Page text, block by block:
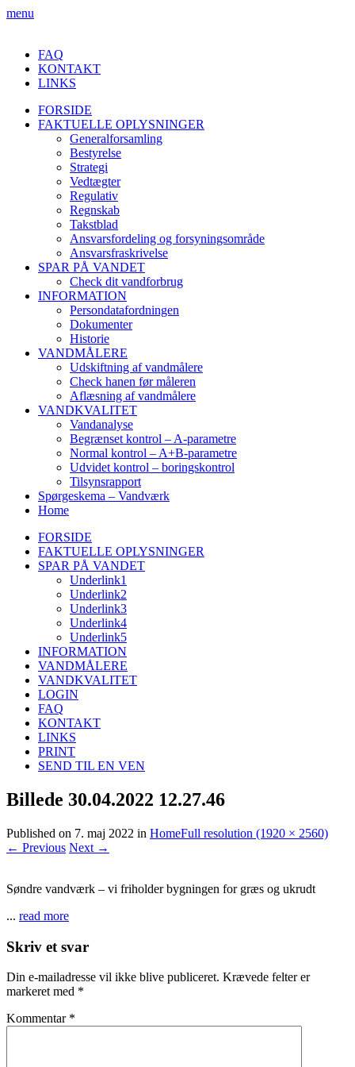
menu
FAQ
KONTAKT
LINKS
FORSIDE
FAKTUELLE OPLYSNINGER
Generalforsamling
Bestyrelse
Strategi
Vedtægter
Regulativ
Regnskab
Takstblad
Ansvarsfordeling og forsyningsområde
Ansvarsfraskrivelse
SPAR PÅ VANDET
Check dit vandforbrug
INFORMATION
Persondatafordningen
Dokumenter
Historie
VANDMÅLERE
Udskiftning af vandmålere
Check hanen før måleren
Aflæsning af vandmålere
VANDKVALITET
Vandanalyse
Begrænset kontrol – A-parametre
Normal kontrol – A+B-parametre
Udvidet kontrol – boringskontrol
Tilsynsrapport
Spørgeskema – Vandværk
Home
FORSIDE
FAKTUELLE OPLYSNINGER
SPAR PÅ VANDET
Underlink1
Underlink2
Underlink3
Underlink4
Underlink5
INFORMATION
VANDMÅLERE
VANDKVALITET
LOGIN
FAQ
KONTAKT
LINKS
PRINT
SEND TIL EN VEN
Billede 30.04.2022 12.27.46
Published on 7. maj 2022 in HomeFull resolution (1920 × 2560)
← Previous Next →
Søndre vandværk – vi friholder bygningen for græs og ukrudt
... read more
Skriv et svar
Din e-mailadresse vil ikke blive publiceret. Krævede felter er
markeret med *
Kommentar *